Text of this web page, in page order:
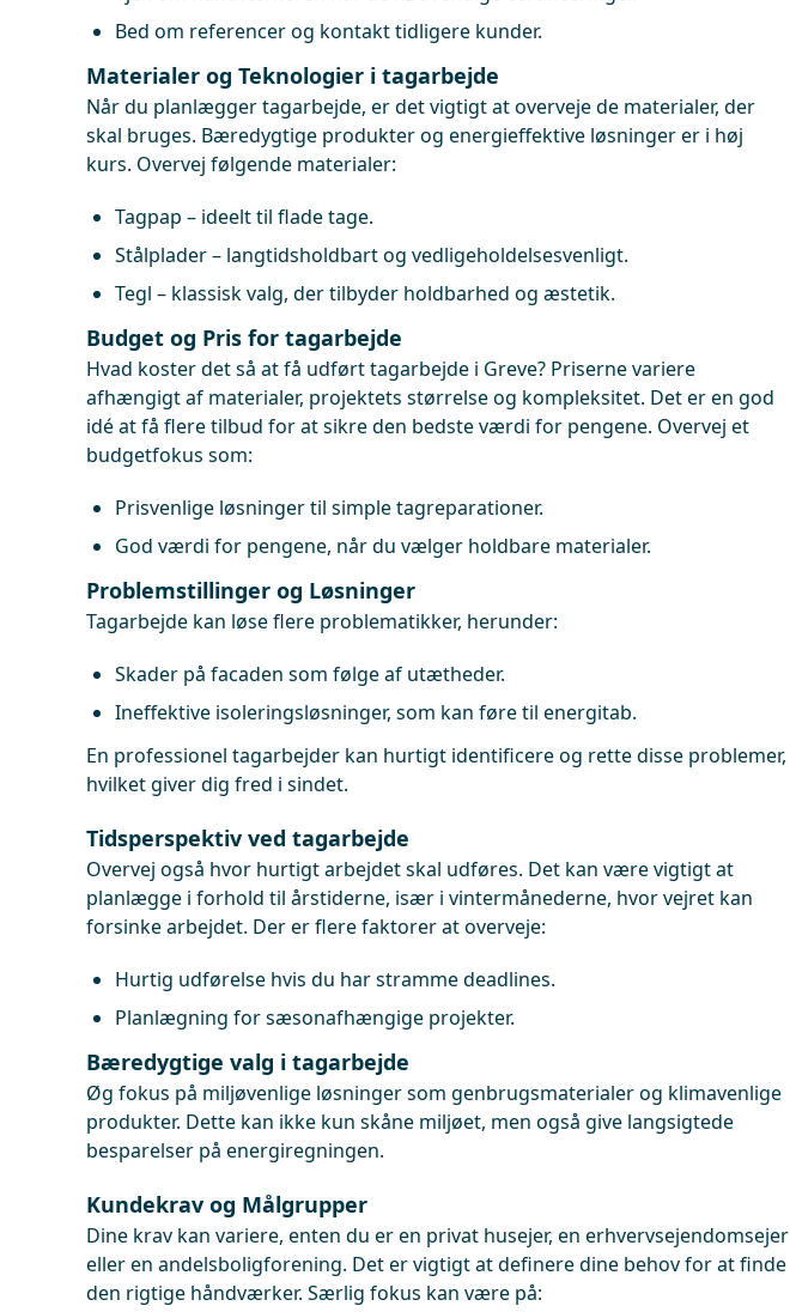
Bed om referencer og kontakt tidligere kunder.
Materialer og Teknologier i tagarbejde
Når du planlægger tagarbejde, er det vigtigt at overveje de materialer, der
skal bruges. Bæredygtige produkter og energieffektive løsninger er i høj
kurs. Overvej følgende materialer:
Tagpap – ideelt til flade tage.
Stålplader – langtidsholdbart og vedligeholdelsesvenligt.
Tegl – klassisk valg, der tilbyder holdbarhed og æstetik.
Budget og Pris for tagarbejde
Hvad koster det så at få udført tagarbejde i Greve? Priserne variere
afhængigt af materialer, projektets størrelse og kompleksitet. Det er en god
idé at få flere tilbud for at sikre den bedste værdi for pengene. Overvej et
budgetfokus som:
Prisvenlige løsninger til simple tagreparationer.
God værdi for pengene, når du vælger holdbare materialer.
Problemstillinger og Løsninger
Tagarbejde kan løse flere problematikker, herunder:
Skader på facaden som følge af utætheder.
Ineffektive isoleringsløsninger, som kan føre til energitab.
En professionel tagarbejder kan hurtigt identificere og rette disse problemer,
hvilket giver dig fred i sindet.
Tidsperspektiv ved tagarbejde
Overvej også hvor hurtigt arbejdet skal udføres. Det kan være vigtigt at
planlægge i forhold til årstiderne, især i vintermånederne, hvor vejret kan
forsinke arbejdet. Der er flere faktorer at overveje:
Hurtig udførelse hvis du har stramme deadlines.
Planlægning for sæsonafhængige projekter.
Bæredygtige valg i tagarbejde
Øg fokus på miljøvenlige løsninger som genbrugsmaterialer og klimavenlige
produkter. Dette kan ikke kun skåne miljøet, men også give langsigtede
besparelser på energiregningen.
Kundekrav og Målgrupper
Dine krav kan variere, enten du er en privat husejer, en erhvervsejendomsejer
eller en andelsboligforening. Det er vigtigt at definere dine behov for at finde
den rigtige håndværker. Særlig fokus kan være på: